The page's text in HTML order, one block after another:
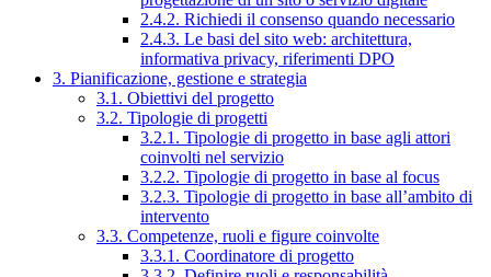
2.4.2. Richiedi il consenso quando necessario
2.4.3. Le basi del sito web: architettura,
informativa privacy, riferimenti DPO
3. Pianificazione, gestione e strategia
3.1. Obiettivi del progetto
3.2. Tipologie di progetti
3.2.1. Tipologie di progetto in base agli attori
coinvolti nel servizio
3.2.2. Tipologie di progetto in base al focus
3.2.3. Tipologie di progetto in base all’ambito di
intervento
3.3. Competenze, ruoli e figure coinvolte
3.3.1. Coordinatore di progetto